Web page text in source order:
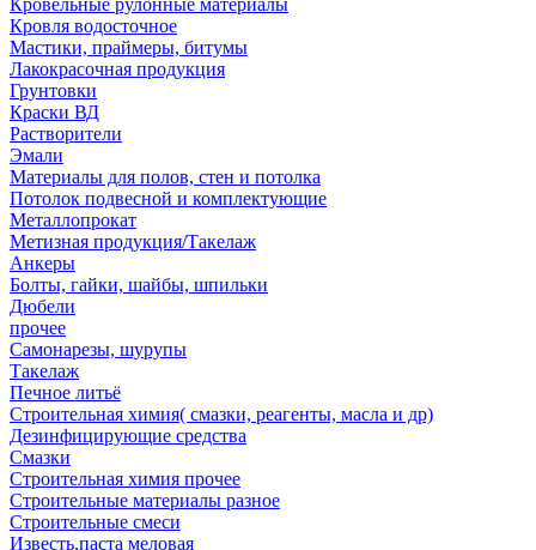
Кровельные рулонные материалы
Кровля водосточное
Мастики, праймеры, битумы
Лакокрасочная продукция
Грунтовки
Краски ВД
Растворители
Эмали
Материалы для полов, стен и потолка
Потолок подвесной и комплектующие
Металлопрокат
Метизная продукция/Такелаж
Анкеры
Болты, гайки, шайбы, шпильки
Дюбели
прочее
Самонарезы, шурупы
Такелаж
Печное литьё
Строительная химия( смазки, реагенты, масла и др)
Дезинфицирующие средства
Смазки
Строительная химия прочее
Строительные материалы разное
Строительные смеси
Известь,паста меловая